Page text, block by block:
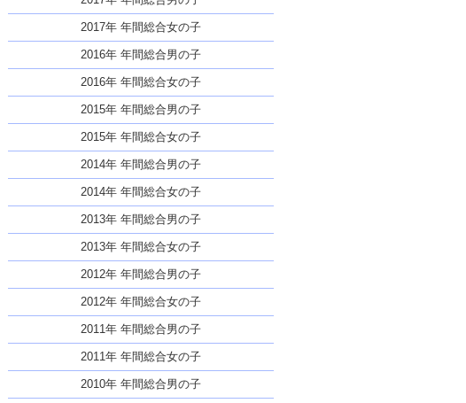
2017年 年間総合女の子
2016年 年間総合男の子
2016年 年間総合女の子
2015年 年間総合男の子
2015年 年間総合女の子
2014年 年間総合男の子
2014年 年間総合女の子
2013年 年間総合男の子
2013年 年間総合女の子
2012年 年間総合男の子
2012年 年間総合女の子
2011年 年間総合男の子
2011年 年間総合女の子
2010年 年間総合男の子